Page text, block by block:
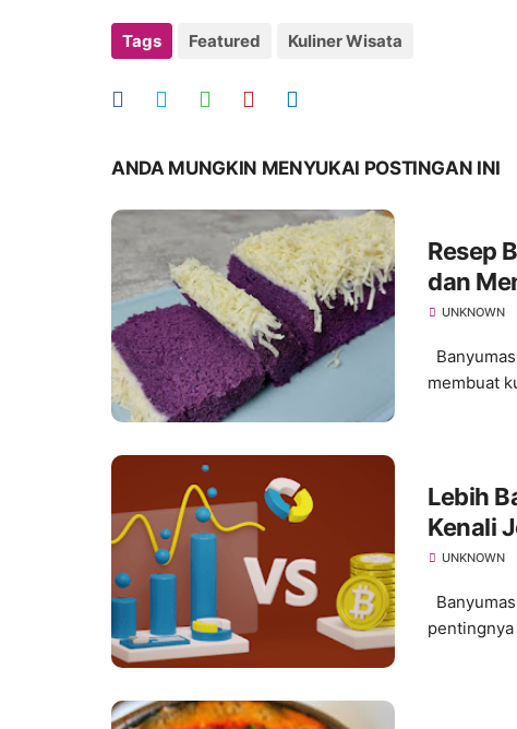
Tags Featured Kuliner Wisata
ANDA MUNGKIN MENYUKAI POSTINGAN INI
Resep
dan
UNKNOWN
membuat
Lebih
Kenali
UNKNOWN